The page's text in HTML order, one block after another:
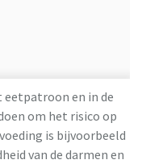
eetpatroon en in de
om het risico op
is bijvoorbeeld
van de darmen en